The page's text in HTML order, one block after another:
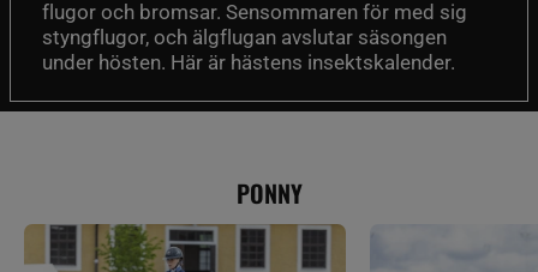
flugor och bromsar. Sensommaren för med sig
styngflugor, och älgflugan avslutar säsongen
under hösten. Här är hästens insektskalender.
PONNY